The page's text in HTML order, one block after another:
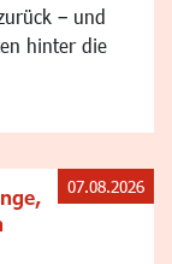
– und
hinter die
07.08.2026